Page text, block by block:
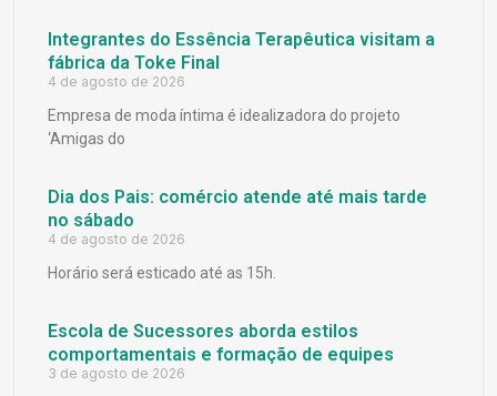
Integrantes do Essência Terapêutica visitam a
fábrica da Toke Final
4 de agosto de 2026
Empresa de moda íntima é idealizadora do projeto
‘Amigas do
Dia dos Pais: comércio atende até mais tarde
no sábado
4 de agosto de 2026
Horário será esticado até as 15h.
Escola de Sucessores aborda estilos
comportamentais e formação de equipes
3 de agosto de 2026